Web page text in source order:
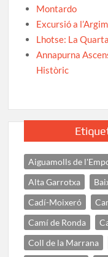
Montardo
Excursió a
Lhotse: La
Annapurna
Històric
Aiguamolls de
Alta Garrotxa
Cadí-Moixeró
Camí de Ronda
Coll de la Marrana